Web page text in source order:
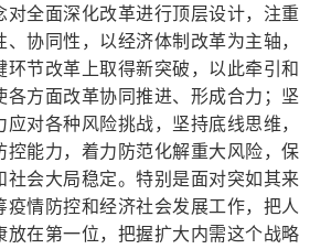
对全面深化改革进行顶层设计，注重
协同性，以经济体制改革为主轴，
节改革上取得新突破，以此牵引和
各方面改革协同推进、形成合力；坚
对各种风险挑战，坚持底线思维，
控能力，着力防范化解重大风险，保
社会大局稳定。特别是面对突如其来
疫情防控和经济社会发展工作，把人
放在第一位，把握扩大内需这个战略